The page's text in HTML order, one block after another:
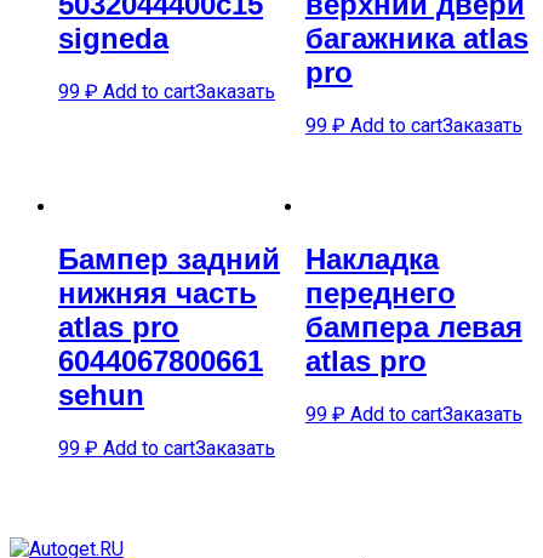
signeda
99 ₽ Add to cartЗаказать
багажника atlas
pro
99 ₽ Add to cartЗаказать
Бампер задний
нижняя часть
atlas pro
6044067800661
sehun
99 ₽ Add to cartЗаказать
Накладка
переднего
бампера левая
atlas pro
99 ₽ Add to cartЗаказать